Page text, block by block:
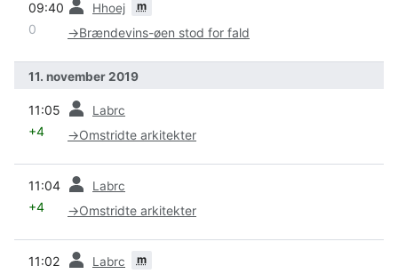
09:40 Hhoej m
0 →Brændevins-øen stod for fald
11. november 2019
11:05 Labrc
+4 →Omstridte arkitekter
11:04 Labrc
+4 →Omstridte arkitekter
11:02 Labrc m